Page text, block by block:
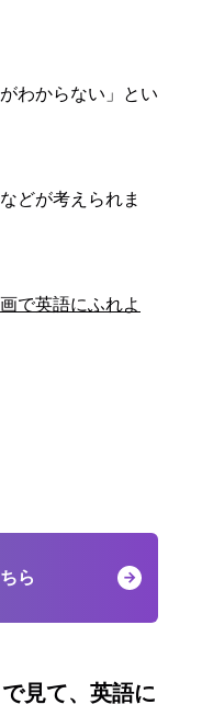
わからない」とい
どが考えられま
で英語にふれよ
ら
見て、英語に